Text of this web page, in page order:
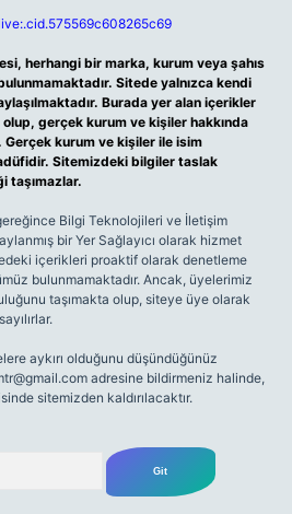
herhangi bir marka, kurum veya şahıs
Sitede yalnızca kendi
Burada yer alan içerikler
gerçek kurum ve kişiler hakkında
Gerçek kurum ve kişiler ile isim
Sitemizdeki bilgiler taslak
taşımazlar.
Bilgi Teknolojileri ve İletişim
bir Yer Sağlayıcı olarak hizmet
içerikleri proaktif olarak denetleme
bulunmamaktadır. Ancak, üyelerimiz
taşımakta olup, siteye üye olarak
aykırı olduğunu düşündüğünüz
adresine bildirmeniz halinde,
sitemizden kaldırılacaktır.